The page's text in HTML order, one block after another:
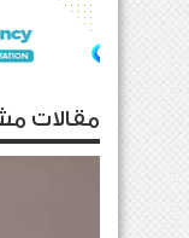
مقالات